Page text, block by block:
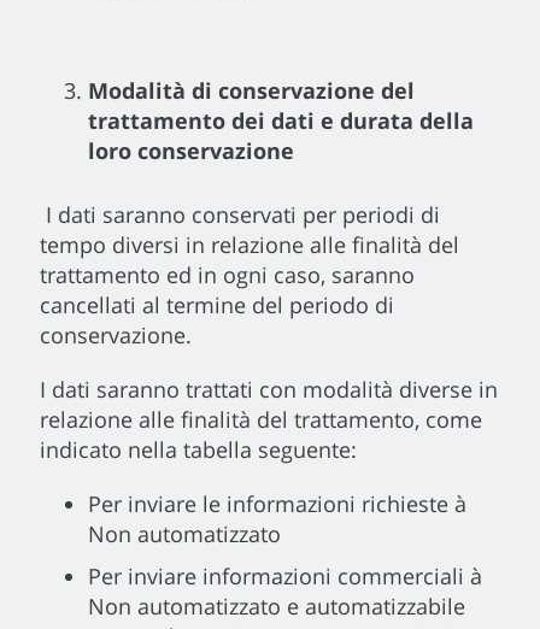
Modalità di conservazione del
trattamento dei dati e durata della
loro conservazione
I dati saranno conservati per periodi di
tempo diversi in relazione alle finalità del
trattamento ed in ogni caso, saranno
cancellati al termine del periodo di
conservazione.
I dati saranno trattati con modalità diverse in
relazione alle finalità del trattamento, come
indicato nella tabella seguente:
Per inviare le informazioni richieste à
Non automatizzato
Per inviare informazioni commerciali à
Non automatizzato e automatizzabile